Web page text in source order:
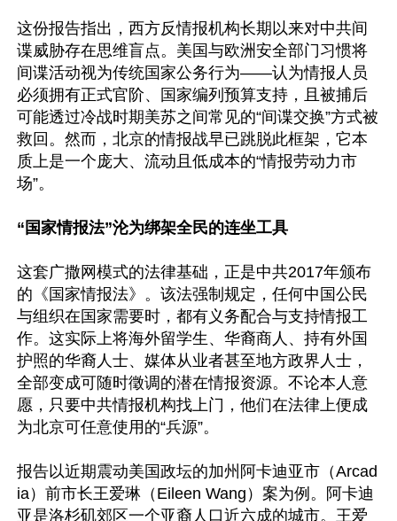
这份报告指出，西方反情报机构长期以来对中共间
谍威胁存在思维盲点。美国与欧洲安全部门习惯将
间谍活动视为传统国家公务行为——认为情报人员
必须拥有正式官阶、国家编列预算支持，且被捕后
可能透过冷战时期美苏之间常见的“间谍交换”方式被
救回。然而，北京的情报战早已跳脱此框架，它本
质上是一个庞大、流动且低成本的“情报劳动力市
场”。
“国家情报法”沦为绑架全民的连坐工具
这套广撒网模式的法律基础，正是中共2017年颁布
的《国家情报法》。该法强制规定，任何中国公民
与组织在国家需要时，都有义务配合与支持情报工
作。这实际上将海外留学生、华裔商人、持有外国
护照的华裔人士、媒体从业者甚至地方政界人士，
全部变成可随时徵调的潜在情报资源。不论本人意
愿，只要中共情报机构找上门，他们在法律上便成
为北京可任意使用的“兵源”。
报告以近期震动美国政坛的加州阿卡迪亚市（Arcad
ia）前市长王爱琳（Eileen Wang）案为例。阿卡迪
亚是洛杉矶郊区一个亚裔人口近六成的城市。王爱